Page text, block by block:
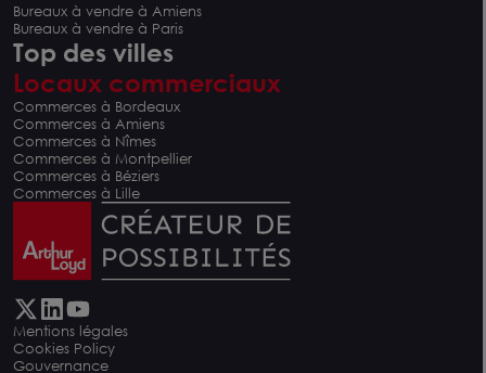
Bureaux à vendre à Amiens
Bureaux à vendre à Paris
Top des villes
Locaux commerciaux
Commerces à Bordeaux
Commerces à Amiens
Commerces à Nîmes
Commerces à Montpellier
Commerces à Béziers
Commerces à Lille
Mentions légales
Cookies Policy
Gouvernance